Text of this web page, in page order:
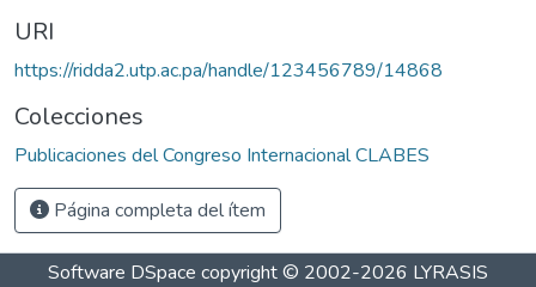
URI
https://ridda2.utp.ac.pa/handle/123456789/14868
Colecciones
Publicaciones del Congreso Internacional CLABES
Página completa del ítem
Software DSpace copyright © 2002-2026 LYRASIS